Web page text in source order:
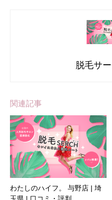
脱毛サ
関連記事
わたしのハイフ。 与野店 | 埼